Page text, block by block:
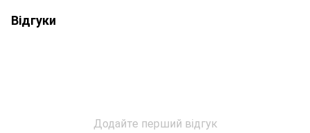
Відгуки
Додайте перший відгук